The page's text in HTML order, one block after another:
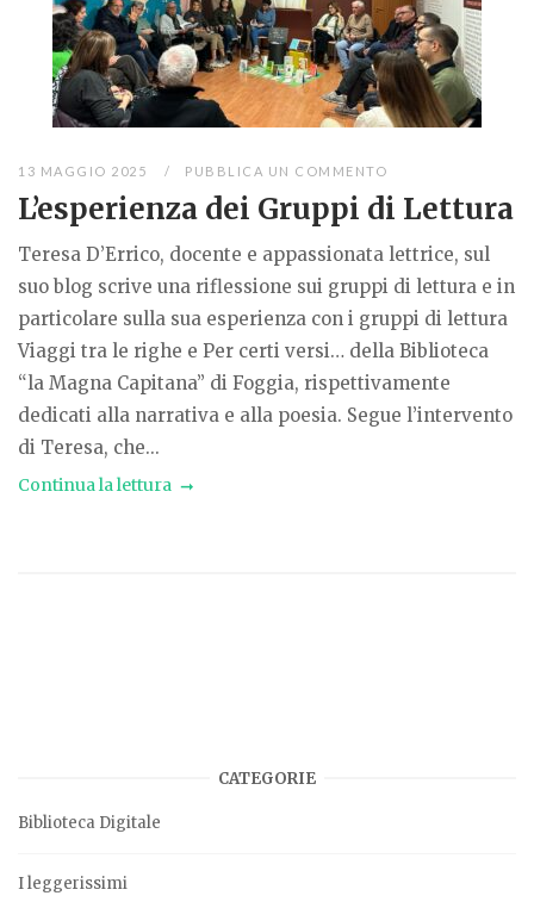
13 MAGGIO 2025 PUBBLICA UN COMMENTO
L’esperienza dei Gruppi di Lettura
Teresa D’Errico, docente e appassionata lettrice, sul
suo blog scrive una riflessione sui gruppi di lettura e in
particolare sulla sua esperienza con i gruppi di lettura
Viaggi tra le righe e Per certi versi… della Biblioteca
“la Magna Capitana” di Foggia, rispettivamente
dedicati alla narrativa e alla poesia. Segue l’intervento
di Teresa, che...
Continua la lettura
CATEGORIE
Biblioteca Digitale
I leggerissimi